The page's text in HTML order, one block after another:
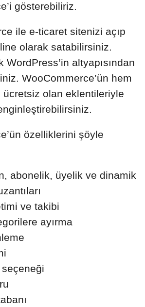
gösterebiliriz.
ile e-ticaret sitenizi açıp
olarak satabilirsiniz.
WordPress’in altyapısından
WooCommerce’ün hem
ücretsiz olan eklentileriyle
özelliklerini şöyle
abonelik, üyelik ve dinamik
ve takibi
ayırma